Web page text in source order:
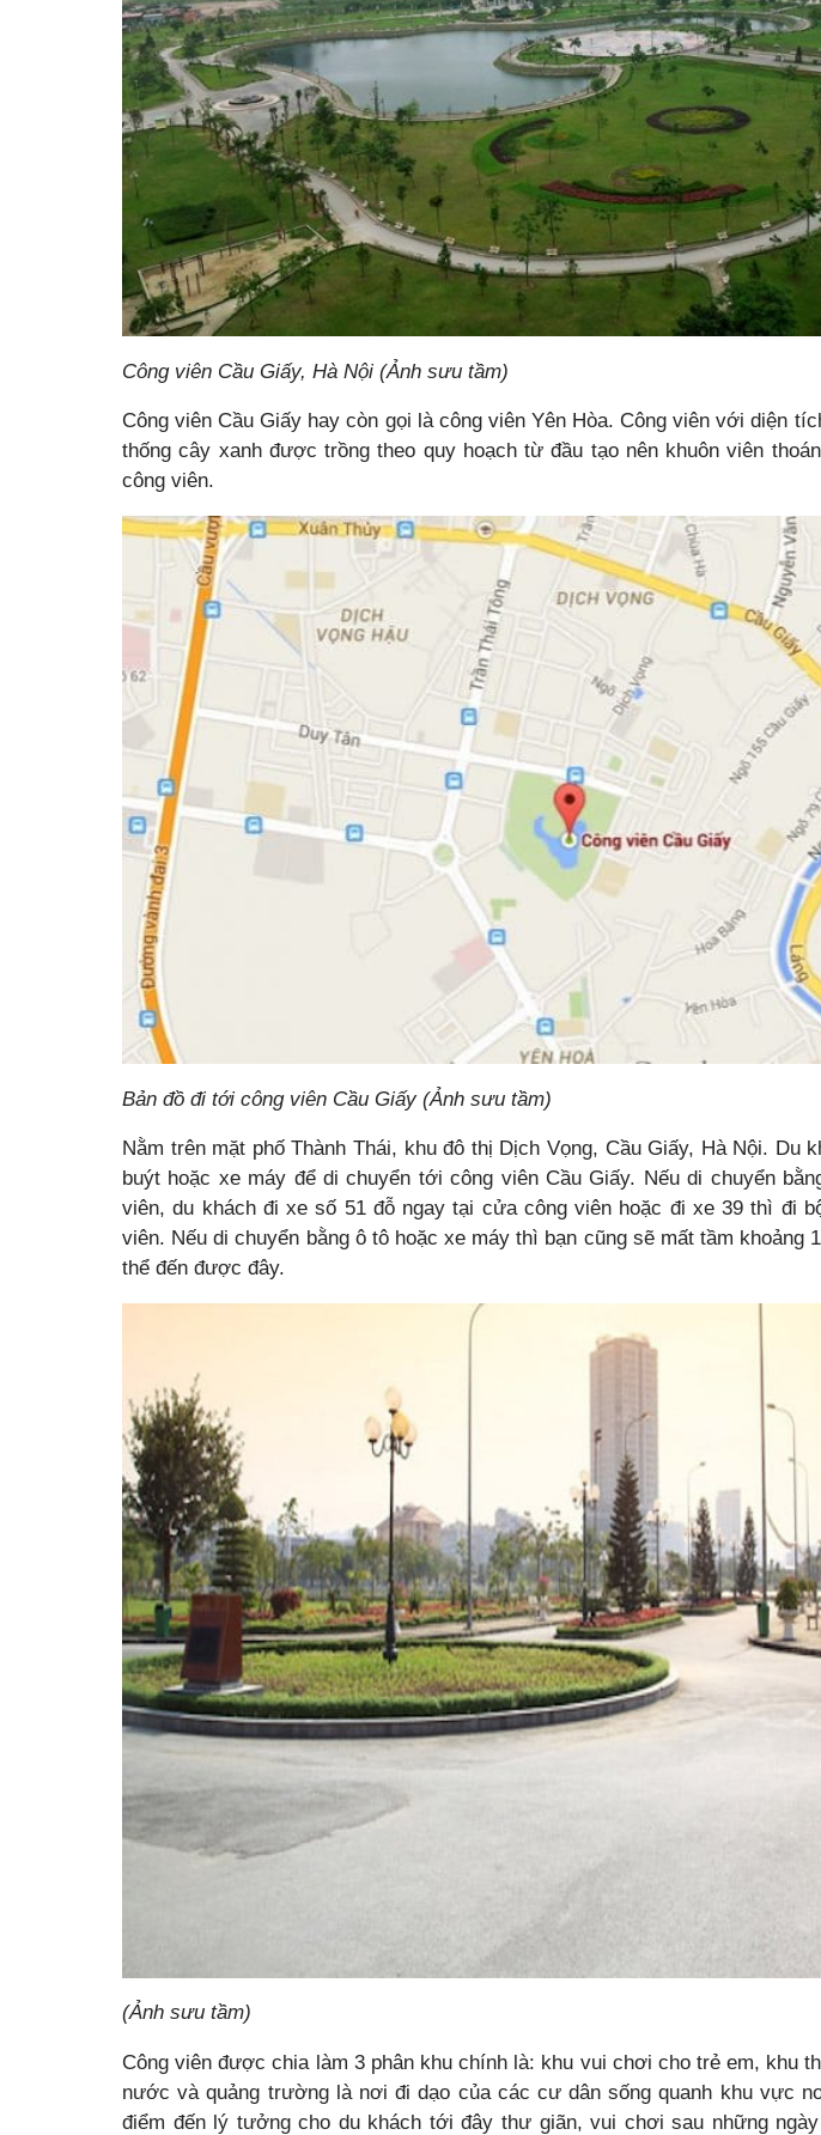
Công viên Cầu Giấy, Hà Nội (Ảnh sưu tầm)
Công viên Cầu Giấy hay còn gọi là công viên Yên Hòa. Công viên với diện
thống cây xanh được trồng theo quy hoạch từ đầu tạo nên khuôn viên
công viên.
Bản đồ đi tới công viên Cầu Giấy (Ảnh sưu tầm)
Nằm trên mặt phố Thành Thái, khu đô thị Dịch Vọng, Cầu Giấy, Hà Nội. Du
buýt hoặc xe máy để di chuyển tới công viên Cầu Giấy. Nếu di chuyển
viên, du khách đi xe số 51 đỗ ngay tại cửa công viên hoặc đi xe 39 thì đi
viên. Nếu di chuyển bằng ô tô hoặc xe máy thì bạn cũng sẽ mất tầm khoảng
thể đến được đây.
(Ảnh sưu tầm)
Công viên được chia làm 3 phân khu chính là: khu vui chơi cho trẻ em, khu
nước và quảng trường là nơi đi dạo của các cư dân sống quanh khu vực
điểm đến lý tưởng cho du khách tới đây thư giãn, vui chơi sau những